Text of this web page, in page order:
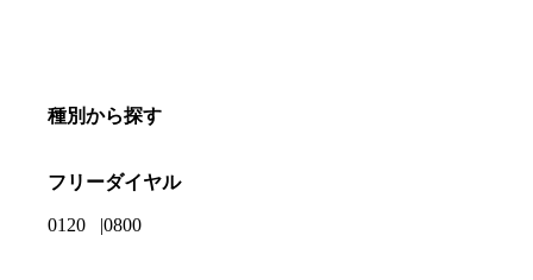
種別から探す
フリーダイヤル
0120 0800